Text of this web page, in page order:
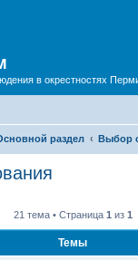
в окрестностях
раздел Выбор
21 тема • Страница 1 из 1
Темы